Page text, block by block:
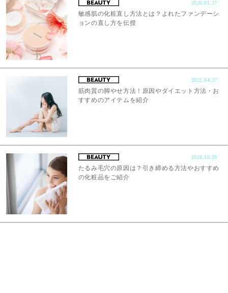
2020.01.27
敏感肌の化粧直し方法とは？よれたファンデーシ
ョンの直し方を伝授
2022.04.27
筋肉質の脚やせ方法！原因やダイエット方法・お
すすめのアイテムを紹介
2018.10.29
たるみ毛穴の原因は？引き締める方法やおすすめ
の化粧品をご紹介